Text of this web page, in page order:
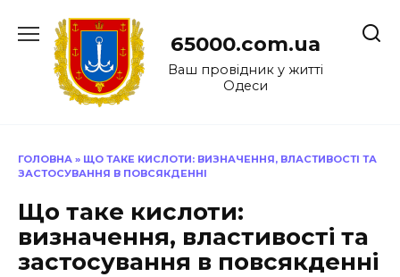
до
65000.com.ua
Ваш провідник у житті
Одеси
ГОЛОВНА » ЩО ТАКЕ КИСЛОТИ: ВИЗНАЧЕННЯ, ВЛАСТИВОСТІ ТА
ЗАСТОСУВАННЯ В ПОВСЯКДЕННІ
Що таке кислоти:
визначення, властивості та
застосування в повсякденні